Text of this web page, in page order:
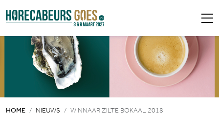
HOME NIEUWS WINNAAR ZILTE BOKAAL 2018